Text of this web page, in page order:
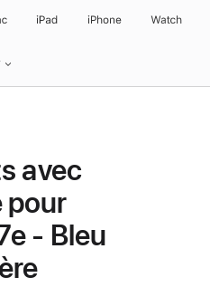
iPad iPhone Watch
avec
pour
- Bleu